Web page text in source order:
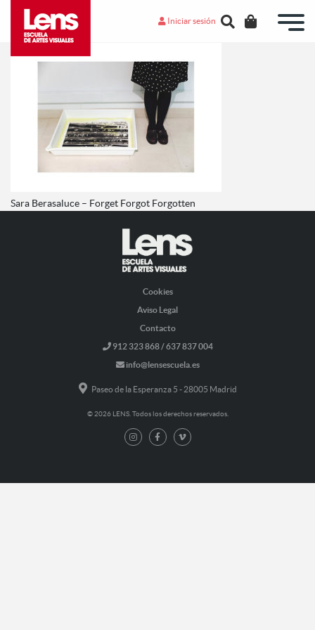
Iniciar sesión
Sara Berasaluce – Forget Forgot Forgotten
Cookies
Aviso Legal
Contacto
912 323 868 / 637 837 004
info@lensescuela.es
Paseo de la Esperanza 5 - 28005 Madrid
© 2026 LENS. Todos los derechos reservados.